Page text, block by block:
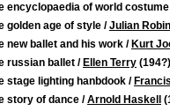
encyclopaedia of world costume
golden age of style /Julian
new ballet and his work / Kurt
russian ballet / Ellen Terry (194?)
stage lighting hanbdook /
story of dance /Arnold Haskell